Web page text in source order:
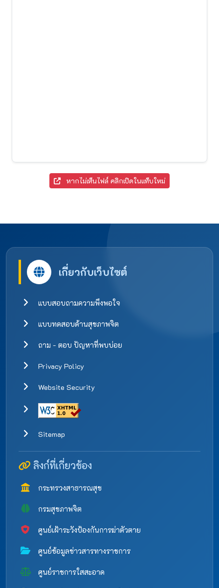
หากไม่เห็นไฟล์ คลิกเปิดในแท็บใหม่
เกี่ยวกับเว็บไซต์
แบบสอบถามความพึงพอใจ
แบบทดสอบด้านสุขภาพจิต
ถาม - ตอบ ปัญหาที่พบบ่อย
Privacy Policy
Website Security
Sitemap
ลิงก์ที่เกี่ยวข้อง
กระทรวงสาธารณสุข
กรมสุขภาพจิต
ศูนย์เฝ้าระวังป้องกันการฆ่าตัวตาย
ศูนย์ข้อมูลข่าวสารทางราชการ
ศูนย์ราชการใสสะอาด